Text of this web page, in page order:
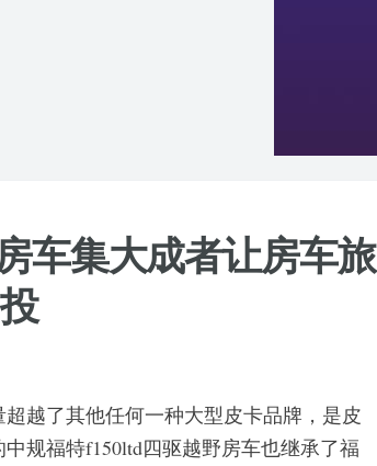
车集大成者让房车旅
越了其他任何一种大型皮卡品牌，是皮
规福特f150ltd四驱越野房车也继承了福